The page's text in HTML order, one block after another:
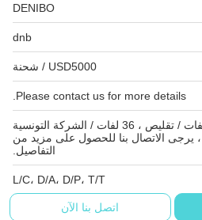
DENIBO
dnb
USD5000 / شحنة
Please contact us for more details.
6 لفات / تقليص ، 36 لفات / الشركة التونسية
، يرجى الاتصال بنا للحصول على مزيد من
التفاصيل.
L/C، D/A، D/P، T/T
اتصل بنا الآن